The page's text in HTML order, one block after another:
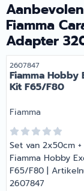
Fiamma
Adapter
Artikelnummer
2607847
Fiamma Hobby
Kit F65/F80
Merk:
Fiamma
Set van 2x50cm
Fiamma Hobby
F65/F80 |
2607847